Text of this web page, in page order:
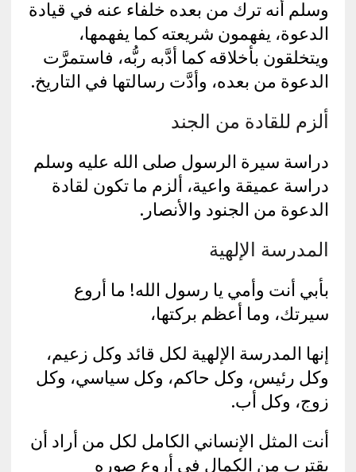
وسلم أنه ترك من بعده خلفاء عنه في قيادة
الدعوة، يفهمون شريعته كما يفهمها،
ويتخلقون بأخلاقه كما أدَّبه ربُّه، فاستمرَّت
الدعوة من بعده، وأدَّت رسالتها في التاريخ.
ألزم للقادة من الجند
دراسة سيرة الرسول صلى الله عليه وسلم
دراسة عميقة واعية، ألزم ما تكون لقادة
الدعوة من الجنود والأنصار.
المدرسة الإلهية
بأبي أنت وأمي يا رسول الله! ما أروع
سيرتك، وما أعظم بركتها،
إنها المدرسة الإلهية لكل قائد وكل زعيم،
وكل رئيس، وكل حاكم، وكل سياسي، وكل
زوج، وكل أب.
أنت المثل الإنساني الكامل لكل من أراد أن
يقترب من الكمال في أروع صوره